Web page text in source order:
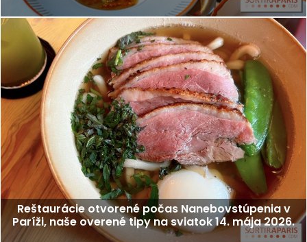
Reštaurácie otvorené počas Nanebovstúpenia v
Paríži, naše overené tipy na sviatok 14. mája 2026.